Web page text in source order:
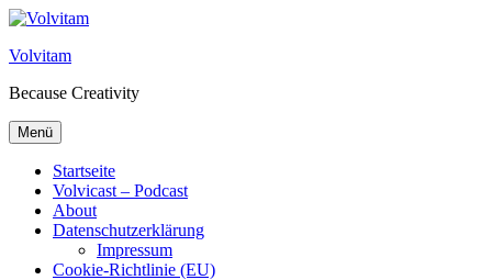
Zum Inhalt springen
Volvitam
Because Creativity
Menü
Startseite
Volvicast – Podcast
About
Datenschutzerklärung
Impressum
Cookie-Richtlinie (EU)